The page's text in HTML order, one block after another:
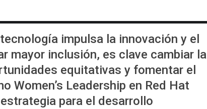
impulsa la innovación y el
mayor inclusión, es clave cambiar la
equitativas y fomentar el
Women’s Leadership en Red Hat
para el desarrollo